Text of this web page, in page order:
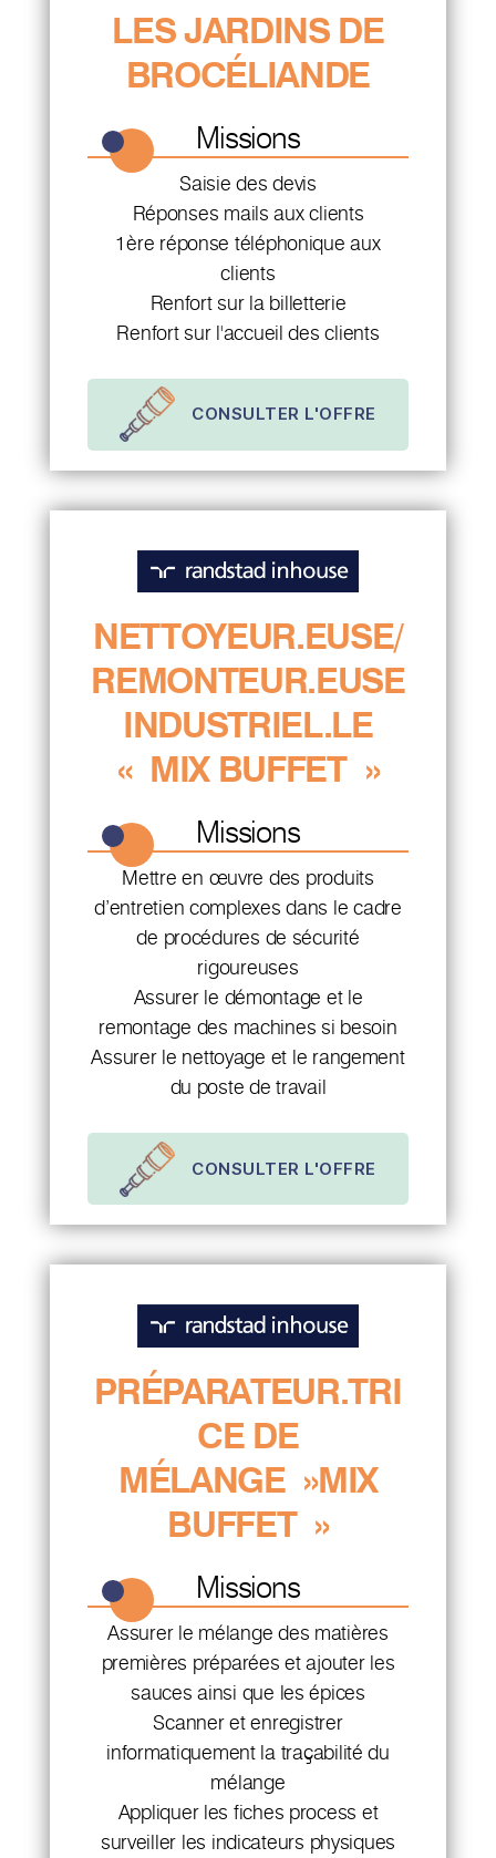
LES JARDINS DE
BROCÉLIANDE
Missions
Saisie des devis
Réponses mails aux clients
1ère réponse téléphonique aux
clients
Renfort sur la billetterie
Renfort sur l'accueil des clients
CONSULTER L'OFFRE
NETTOYEUR.EUSE/
REMONTEUR.EUSE
INDUSTRIEL.LE
« MIX BUFFET »
Missions
Mettre en œuvre des produits
d’entretien complexes dans le cadre
de procédures de sécurité
rigoureuses
Assurer le démontage et le
remontage des machines si besoin
Assurer le nettoyage et le rangement
du poste de travail
CONSULTER L'OFFRE
PRÉPARATEUR.TRI
CE DE
MÉLANGE »MIX
BUFFET »
Missions
Assurer le mélange des matières
premières préparées et ajouter les
sauces ainsi que les épices
Scanner et enregistrer
informatiquement la traçabilité du
mélange
Appliquer les fiches process et
surveiller les indicateurs physiques